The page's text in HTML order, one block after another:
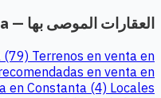
العقارات الموصى بها — Constanta
(79) Terrenos en venta en
en venta en
en Constanta (4) Locales